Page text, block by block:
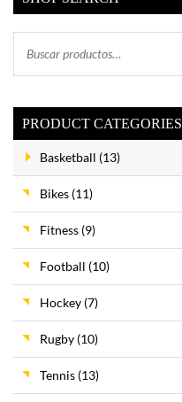
PRODUCT CATEGORIES
Basketball (13)
Bikes (11)
Fitness (9)
Football (10)
Hockey (7)
Rugby (10)
Tennis (13)